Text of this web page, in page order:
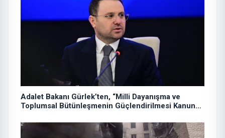
Adalet Bakanı Gürlek’ten, “Milli Dayanışma ve
Toplumsal Bütünleşmenin Güçlendirilmesi Kanun